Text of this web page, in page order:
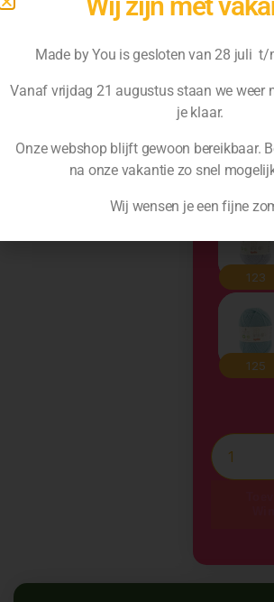
Made by You is gesloten van 28 juli t/
Vanaf vrijdag 21 augustus staan we weer
je klaar.
Onze webshop blijft gewoon bereikbaar.
na onze vakantie zo snel
Wij wensen je een fijne